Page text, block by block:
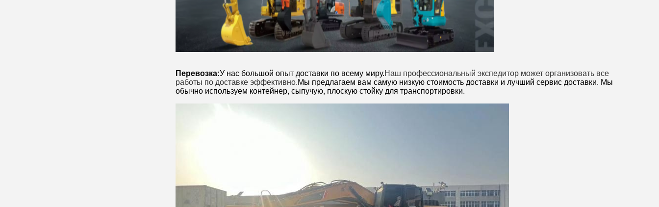
Перевозка:У нас большой опыт доставки по всему миру.Наш профессиональный экспедитор может организовать все
работы по доставке эффективно.Мы предлагаем вам самую низкую стоимость доставки и лучший сервис доставки. Мы
обычно используем контейнер, сыпучую, плоскую стойку для транспортировки.